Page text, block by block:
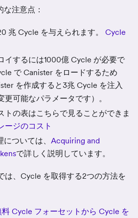
注意点：
兆 Cycle を与えられます。 Cycle
イするには1000億 Cycle が必要で
で Canister をロードするため
を作成すると3兆 Cycle を注入
更可能なパラメータです）。
トの表はこちらで見ることができま
ージのコスト
ついては、 Acquiring and
で詳しく説明しています。
は、Cycle を取得する2つの方法を
料 Cycle フォーセットから Cycle を